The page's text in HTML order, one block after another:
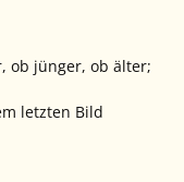
ob jünger, ob älter;
letzten Bild